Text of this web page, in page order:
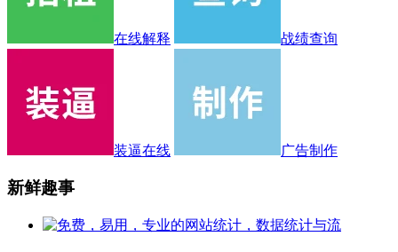
在线解释 战绩查询
装逼在线 广告制作
新鲜趣事